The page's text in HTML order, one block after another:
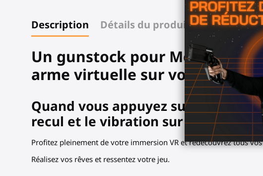
Description Détails du produit Avis clients
Un gunstock pour Meta Quest
arme virtuelle sur votre
Quand vous appuyez sur la
recul et le vibration sur votre
Profitez pleinement de votre immersion VR et redécouvrez tous
Réalisez vos rêves et ressentez votre jeu.